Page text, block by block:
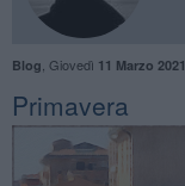
Blog Giovedì 11 Marzo 2021
Primavera